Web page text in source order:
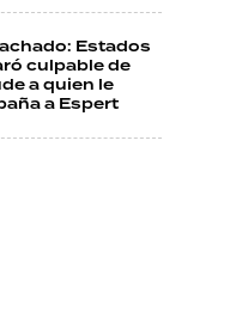
Estados
culpable de
a quien le
a Espert